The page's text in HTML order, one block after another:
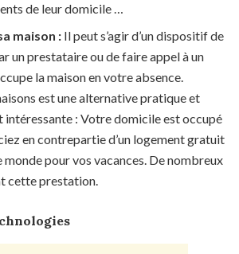
de leur domicile …
maison : Il peut s’agir d’un dispositif de
un prestataire ou de faire appel à un
la maison en votre absence.
est une alternative pratique et
intéressante : Votre domicile est occupé
en contrepartie d’un logement gratuit
pour vos vacances. De nombreux
cette prestation.